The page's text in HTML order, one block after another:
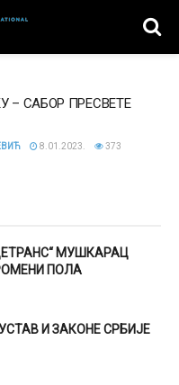
– САБОР ПРЕСВЕТЕ
8.01.2023. 373
МУШКАРАЦ
ПОЛА
И ЗАКОНЕ СРБИЈЕ